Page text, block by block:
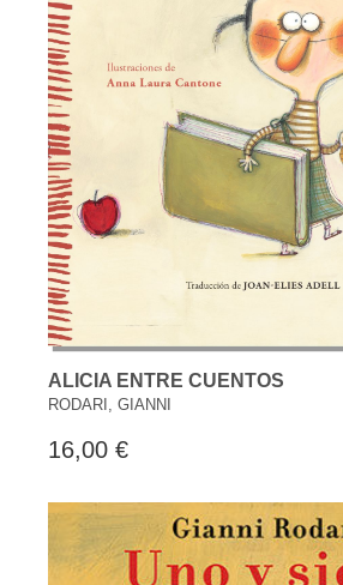
ALICIA ENTRE CUENTOS
RODARI, GIANNI
16,00 €